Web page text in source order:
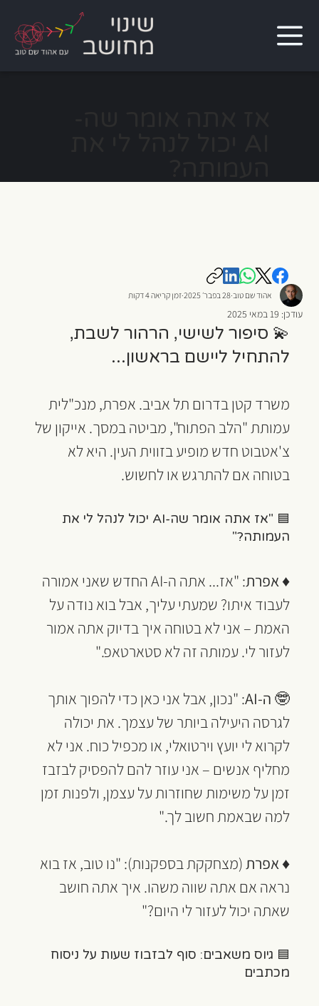
אהוד שם טוב 28 בפבר׳ 2025 זמן קריאה 4 דקות
עודכן: 19 במאי 2025
💫 סיפור לשישי, הרהור לשבת,
להתחיל ליישם בראשון...
משרד קטן בדרום תל אביב. אפרת, מנכ"לית
עמותת "הלב הפתוח", מביטה במסך. אייקון של
צ'אטבוט חדש מופיע בזווית העין. היא לא
בטוחה אם להתרגש או לחשוש.
🟦 "אז אתה אומר שה-AI יכול לנהל לי את
העמותה?"
♦ אפרת
: "אז... אתה ה-AI החדש שאני אמורה
לעבוד איתו? שמעתי עליך, אבל בוא נודה על
האמת – אני לא בטוחה איך בדיוק אתה אמור
לעזור לי. עמותה זה לא סטארטאפ."
🤓 ה-AI
: "נכון, אבל אני כאן כדי להפוך אותך
לגרסה היעילה ביותר של עצמך. את יכולה
לקרוא לי יועץ וירטואלי, או מכפיל כוח. אני לא
מחליף אנשים – אני עוזר להם להפסיק לבזבז
זמן על משימות שחוזרות על עצמן, ולפנות זמן
למה שבאמת חשוב לך."
♦ אפרת (מצחקקת בספקנות): "נו טוב, אז בוא
נראה אם אתה שווה משהו. איך אתה חושב
שאתה יכול לעזור לי היום?"
🟦 גיוס משאבים: סוף לבזבוז שעות על ניסוח
מכתבים